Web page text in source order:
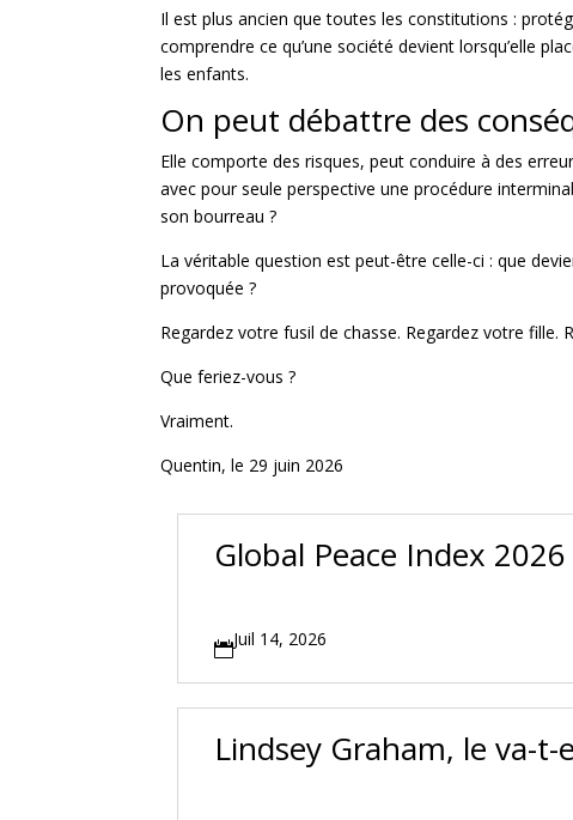
Il est plus ancien que toutes les constitutions :
comprendre ce qu’une société devient lorsqu’elle
les enfants.
On peut débattre des
Elle comporte des risques, peut conduire à des
avec pour seule perspective une procédure
son bourreau ?
La véritable question est peut-être celle-ci : que
provoquée ?
Regardez votre fusil de chasse. Regardez votre
Que feriez-vous ?
Vraiment.
Quentin, le 29 juin 2026
Global Peace Index
Juil 14, 2026
Lindsey Graham, le va-